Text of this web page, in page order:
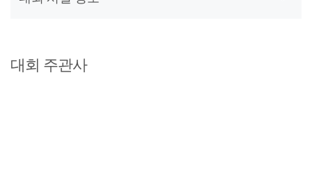
대회 주관사